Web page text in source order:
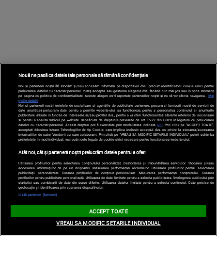
Nouă ne pasă ca datele tale personale să rămână confidențiale
Noi și partenerii noștri30 stocăm și/sau accesăm informații pe dispozitivul dvs., precum identificatorii cookie unici pentru
prelucrarea datelor cu caracter personal. Puteți accepta sau gestiona alegerile dvs. făcând clic mai jos sau în orice moment,
pe pagina cu politica de confidențialitate. Aceste alegeri vor fi raportate partenerilor noștri și nu vă vor afecta navigarea.
Mai
multe detalii
Noi si partenerii nostri (retelele de socializare si agentiile de publicitate partenere, precum si furnizorii nostri de servicii de
date analitice) prelucram date pentru a permite website-ului sa functioneze, pentru a personaliza continutul si anunturile
publicitare afisate in functie de interesele si/sau profilul dvs., pentru a va oferi functionalitati aferente retelelor de socializare
si pentru a analiza traficul pe website. Beneficiati de drepturile prevazute de art. 15-22 din GDPR in legatura cu prelucrarea
datelor cu caracter personal. Aceste drepturi pot fi exercitate prin modalitatea indicata aici. Prin click pe “ACCEPT TOATE”,
acceptati folosirea tuturor Tehnologiilor de tip Cookie, care implica inclusiv acceptul dvs. cu privire la stocarea/accesarea
informatiilor de catre Vendor-ii cu care colaboram. Prin click pe “VREAU SA MODIFIC SETARILE INDIVIDUAL” puteti schimba
preferintele in mod individual, mai putin cele legate de cookie strict necesare pentru functionarea website-ului.
Atât noi, cât și partenerii noștri prelucrăm datele pentru a oferi:
Utilizarea profilurilor pentru selectarea conținutului personalizat. Dezvoltarea și îmbunătățirea serviciilor. Stocarea și/sau
accesarea informațiilor de pe un dispozitiv. Măsurarea performanței reclamelor. Utilizarea profilurilor pentru selectarea
publicității personalizate. Crearea profilurilor de conținut personalizat. Măsurarea performanței conținutului. Crearea
profilurilor pentru publicitate personalizată. Utilizarea de date limitate pentru a selecta publicitatea. Înțelegerea publicului prin
statistici sau combinații de date din surse diferite. Utilizarea datelor limitate pentru a selecta conținutul. Date precise de
geolocație și identificarea prin scanarea dispozitivului.
Listă parteneri (furnizori)
ACCEPT TOATE
VREAU SA MODIFIC SETARILE INDIVIDUAL